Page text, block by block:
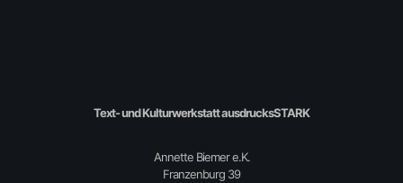
Text- und Kulturwerkstatt ausdrucksSTARK
Annette Biemer e.K.
Franzenburg 39